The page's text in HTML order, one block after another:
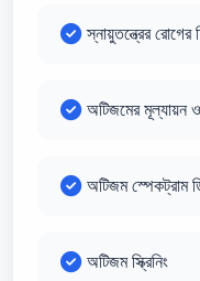
স্নায়ুতন্ত্রের রোগের
অটিজমের মূল্যায়ন ও
অটিজম স্পেকট্রাম
অটিজম স্ক্রিনিং